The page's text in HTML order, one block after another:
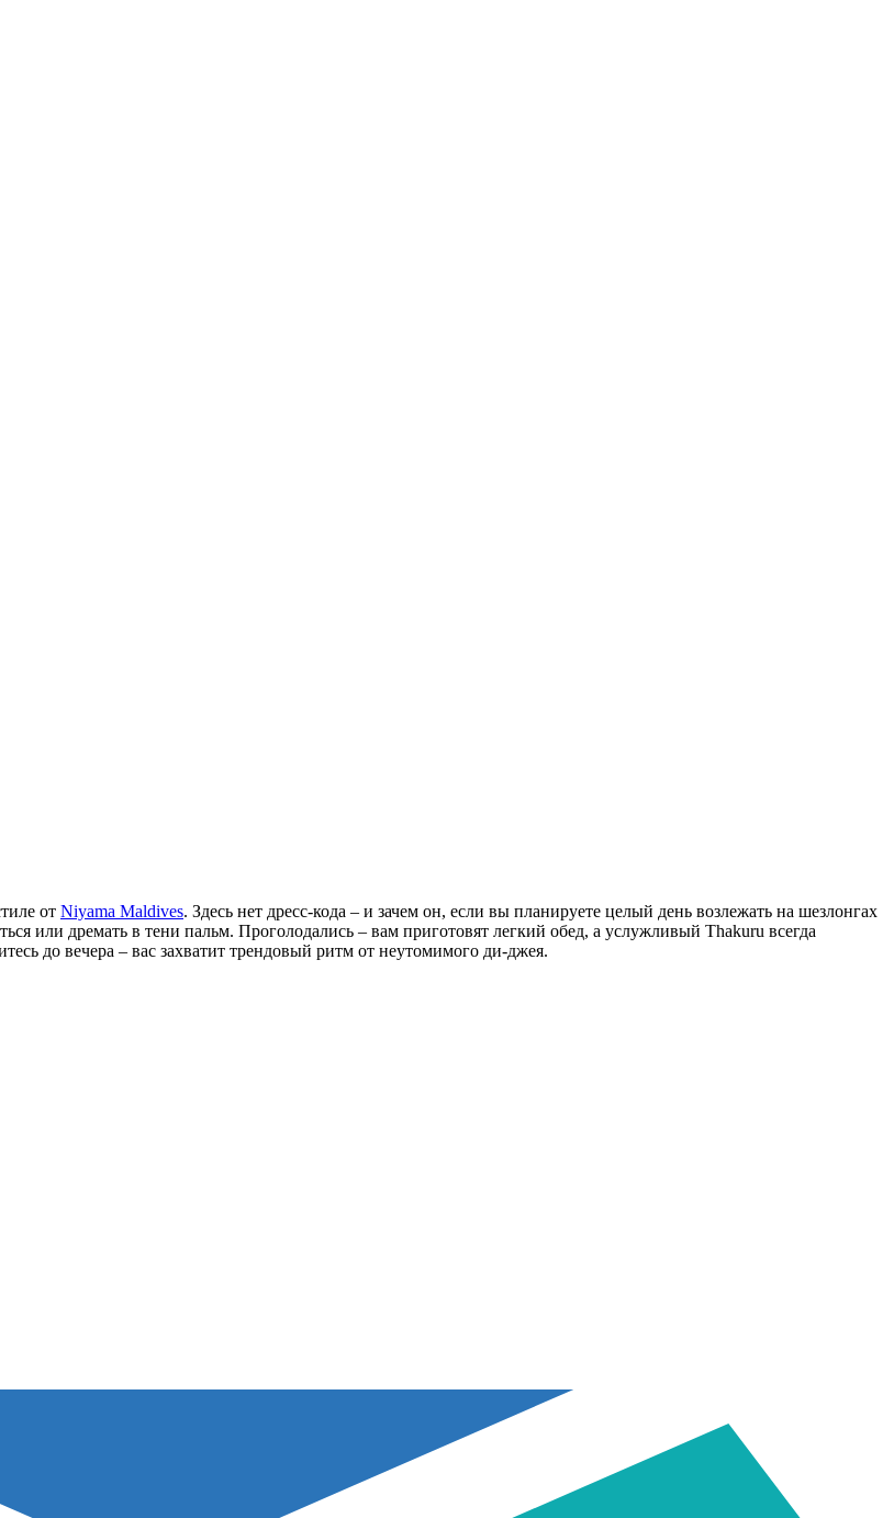
от Niyama Maldives. Здесь нет дресс-кода – и зачем он, если вы планируете целый день возлежать на шезлонгах
или дремать в тени пальм. Проголодались – вам приготовят легкий обед, а услужливый Thakuru всегда
до вечера – вас захватит трендовый ритм от неутомимого ди-джея.